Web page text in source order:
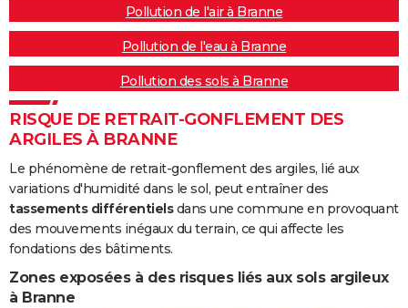
Pollution de l'air à Branne
Pollution de l'eau à Branne
Pollution des sols à Branne
RISQUE DE RETRAIT-GONFLEMENT DES
ARGILES À BRANNE
Le phénomène de retrait-gonflement des argiles, lié aux
variations d'humidité dans le sol, peut entraîner des
tassements différentielsdans une commune en provoquant
des mouvements inégaux du terrain, ce qui affecte les
fondations des bâtiments.
Zones exposées à des risques liés aux sols argileux
à Branne